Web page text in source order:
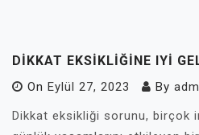
DIKKAT EKSIKLIĞINE IYI
On Eylül 27, 2023 By
Dikkat eksikliği sorunu, birçok